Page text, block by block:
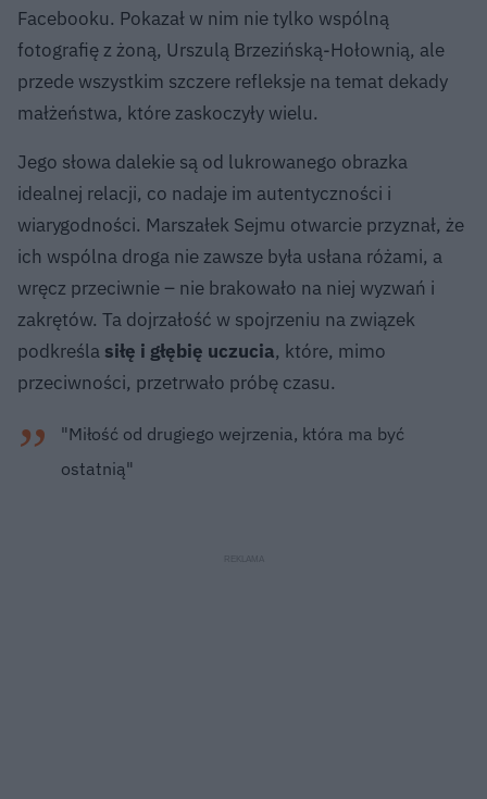
Facebooku. Pokazał w nim nie tylko wspólną
fotografię z żoną, Urszulą Brzezińską-Hołownią, ale
przede wszystkim szczere refleksje na temat dekady
małżeństwa, które zaskoczyły wielu.
Jego słowa dalekie są od lukrowanego obrazka
idealnej relacji, co nadaje im autentyczności i
wiarygodności. Marszałek Sejmu otwarcie przyznał, że
ich wspólna droga nie zawsze była usłana różami, a
wręcz przeciwnie – nie brakowało na niej wyzwań i
zakrętów. Ta dojrzałość w spojrzeniu na związek
podkreśla siłę i głębię uczucia, które, mimo
przeciwności, przetrwało próbę czasu.
"Miłość od drugiego wejrzenia, która ma być
ostatnią"